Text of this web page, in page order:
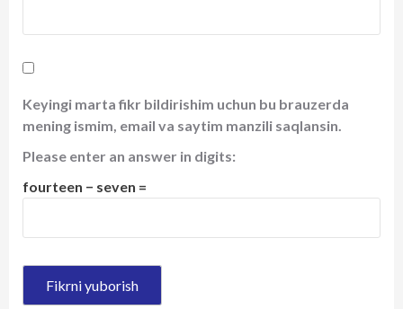
Keyingi marta fikr bildirishim uchun bu brauzerda
mening ismim, email va saytim manzili saqlansin.
Please enter an answer in digits:
fourteen − seven =